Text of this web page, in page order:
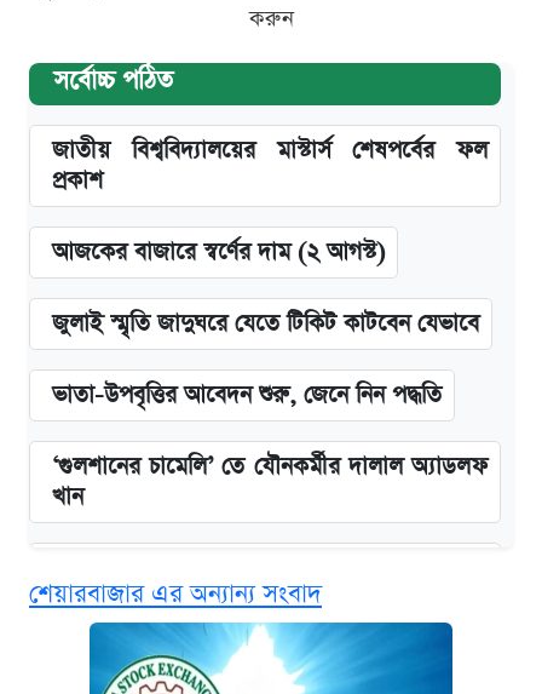
করুন
সর্বোচ্চ পঠিত
জাতীয় বিশ্ববিদ্যালয়ের মাস্টার্স শেষপর্বের ফল
প্রকাশ
আজকের বাজারে স্বর্ণের দাম (২ আগস্ট)
জুলাই স্মৃতি জাদুঘরে যেতে টিকিট কাটবেন যেভাবে
ভাতা-উপবৃত্তির আবেদন শুরু, জেনে নিন পদ্ধতি
‘গুলশানের চামেলি’ তে যৌনকর্মীর দালাল অ্যাডলফ
খান
দাম ও ফিচার
কবে শুরু হচ্ছে ঢাবির ভর্তি আবেদন, জানাল কর্তৃপক্ষ
শেয়ারবাজার এর অন্যান্য সংবাদ